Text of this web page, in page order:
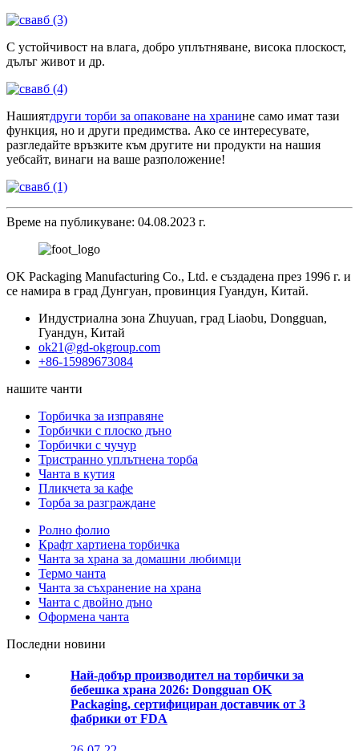
С устойчивост на влага, добро уплътняване, висока плоскост,
дълъг живот и др.
Нашиятдруги торби за опаковане на хранине само имат тази
функция, но и други предимства. Ако се интересувате,
разгледайте връзките към другите ни продукти на нашия
уебсайт, винаги на ваше разположение!
Време на публикуване: 04.08.2023 г.
OK Packaging Manufacturing Co., Ltd. е създадена през 1996 г. и
се намира в град Дунгуан, провинция Гуандун, Китай.
Индустриална зона Zhuyuan, град Liaobu, Dongguan,
Гуандун, Китай
ok21@gd-okgroup.com
+86-15989673084
нашите чанти
Торбичка за изправяне
Торбички с плоско дъно
Торбички с чучур
Тристранно уплътнена торба
Чанта в кутия
Пликчета за кафе
Торба за разграждане
Ролно фолио
Крафт хартиена торбичка
Чанта за храна за домашни любимци
Термо чанта
Чанта за съхранение на храна
Чанта с двойно дъно
Оформена чанта
Последни новини
Най-добър производител на торбички за
бебешка храна 2026: Dongguan OK
Packaging, сертифициран доставчик от 3
фабрики от FDA